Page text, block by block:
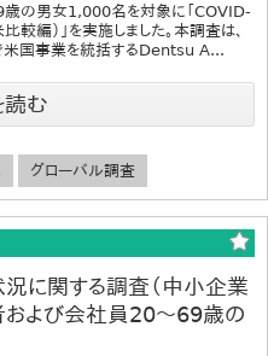
の男女1,000名を対象に「COVID-
編）」を実施しました。本調査は、
米国事業を統括するDentsu A...
読む
グローバル調査
に関する調査（中小企業
および会社員20～69歳の